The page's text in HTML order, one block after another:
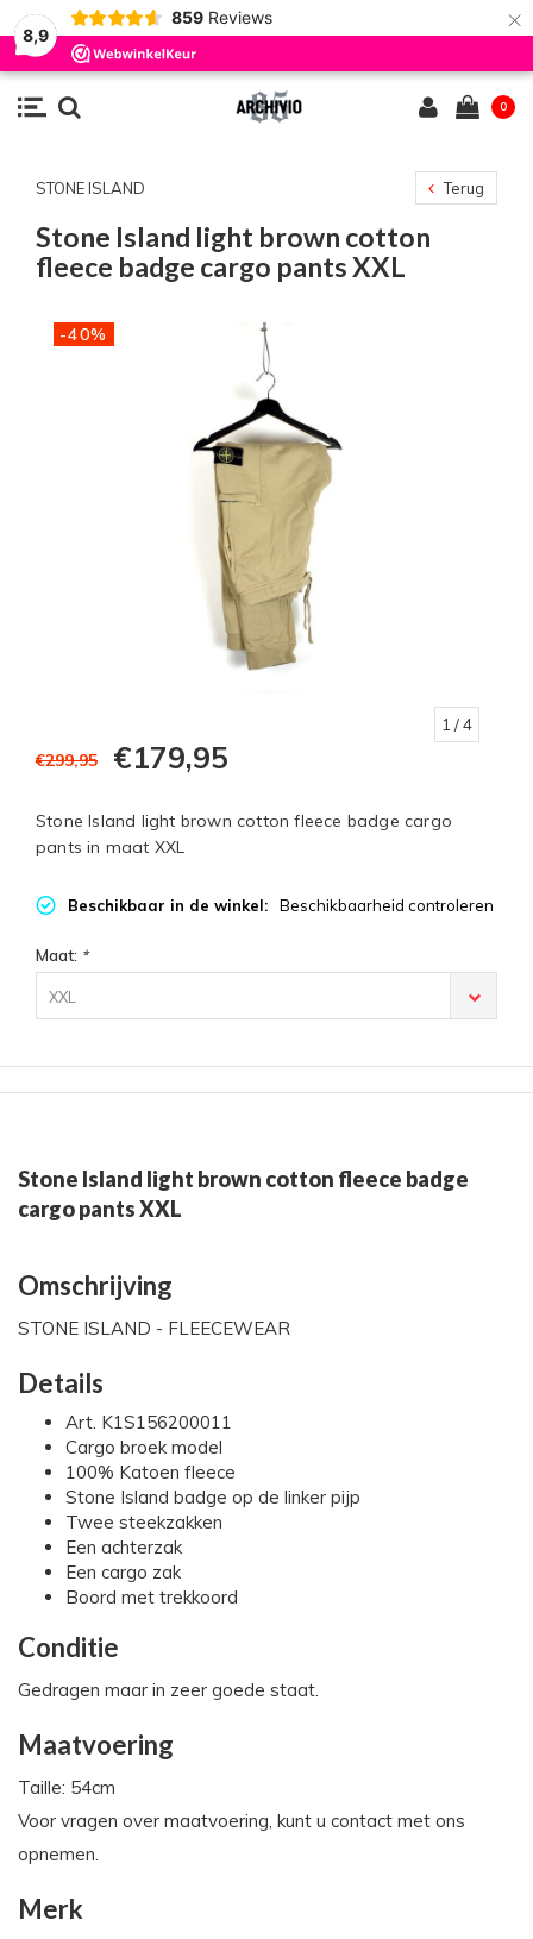
8,9
859 Reviews ×
0
STONE ISLAND Terug
Stone Island light brown cotton
fleece badge cargo pants XXL
-40%
1 / 4
€299,95 €179,95
Stone Island light brown cotton fleece badge cargo
pants in maat XXL
Beschikbaar in de winkel: Beschikbaarheid controleren
Maat: *
XXL
Stone Island light brown cotton fleece badge
cargo pants XXL
Omschrijving
STONE ISLAND - FLEECEWEAR
Details
Art. K1S156200011
Cargo broek model
100% Katoen fleece
Stone Island badge op de linker pijp
Twee steekzakken
Een achterzak
Een cargo zak
Boord met trekkoord
Conditie
Gedragen maar in zeer goede staat.
Maatvoering
Taille: 54cm
Voor vragen over maatvoering, kunt u contact met ons
opnemen.
Merk